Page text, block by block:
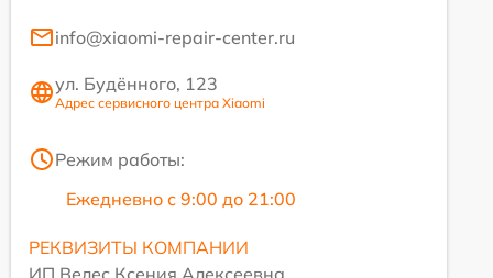
info@xiaomi-repair-center.ru
ул. Будённого, 123
Адрес сервисного центра Xiaomi
Режим работы:
Ежедневно с 9:00 до 21:00
РЕКВИЗИТЫ КОМПАНИИ